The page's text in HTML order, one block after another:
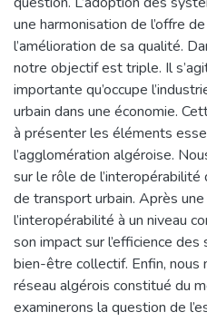
une harmonisation de l’offre
l’amélioration de sa qualité.
notre objectif est triple. Il
importante qu’occupe
urbain dans une économie.
à présenter les éléments
l’agglomération algéroise.
sur le rôle de
de transport urbain. Après
l’interopérabilité à un niveau
son impact sur l’efficience
bien-être collectif. Enfin, nous
réseau algérois constitué du
examinerons la question de